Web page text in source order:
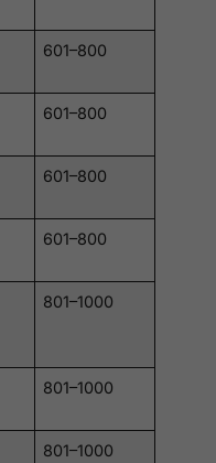
601–800
601–800
601–800
601–800
801–1000
801–1000
801–1000